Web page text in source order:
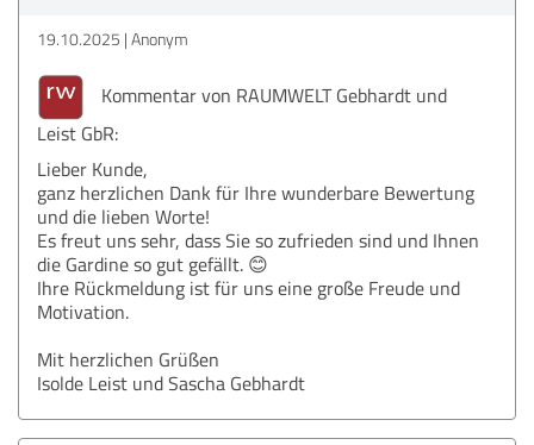
19.10.2025 Anonym
Kommentar von RAUMWELT Gebhardt und
Leist GbR:
Lieber Kunde,
ganz herzlichen Dank für Ihre wunderbare Bewertung
und die lieben Worte!
Es freut uns sehr, dass Sie so zufrieden sind und Ihnen
die Gardine so gut gefällt. 😊
Ihre Rückmeldung ist für uns eine große Freude und
Motivation.
Mit herzlichen Grüßen
Isolde Leist und Sascha Gebhardt